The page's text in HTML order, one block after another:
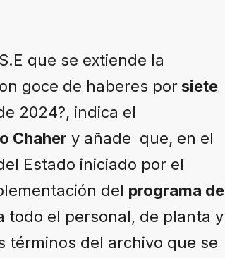
que se extiende la
goce de haberes porsiete
2024?, indica el
Chaher y añade que, en el
Estado iniciado por el
del programa de
todo el personal, de planta y
términos del archivo que se